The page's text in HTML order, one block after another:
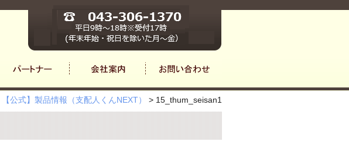
【公式】製品情報（支配人くんNEXT） > 15_thum_seisan1